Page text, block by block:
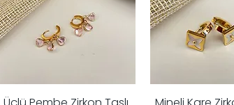
Hızlı Bakış Hızlı